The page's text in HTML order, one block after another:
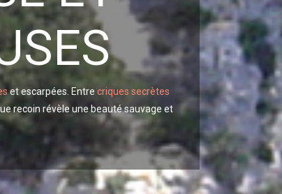
et escarpées. Entre criques secrètes
recoin révèle une beauté sauvage et